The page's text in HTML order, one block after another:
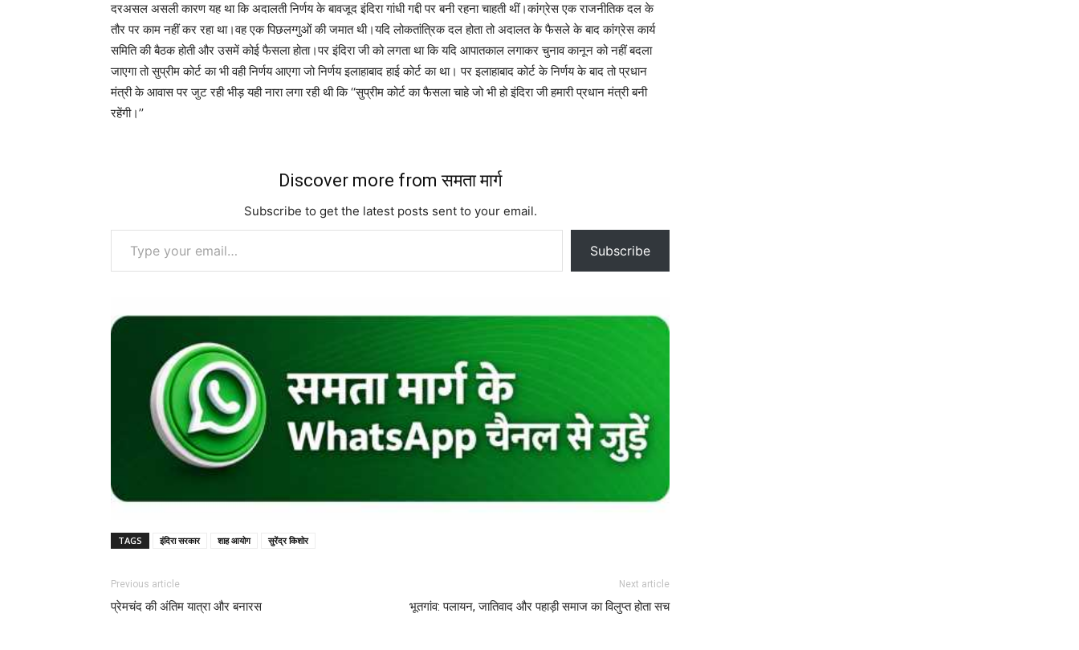
दरअसल असली कारण यह था कि अदालती निर्णय के बावजूद इंदिरा गांधी गद्दी पर बनी रहना चाहती थीं।कांग्रेस एक राजनीतिक दल के
तौर पर काम नहीं कर रहा था।वह एक पिछलग्गुओं की जमात थी।यदि लोकतांत्रिक दल होता तो अदालत के फैसले के बाद कांग्रेस कार्य
समिति की बैठक होती और उसमें कोई फैसला होता।पर इंदिरा जी को लगता था कि यदि आपातकाल लगाकर चुनाव कानून को नहीं बदला
जाएगा तो सुप्रीम कोर्ट का भी वही निर्णय आएगा जो निर्णय इलाहाबाद हाई कोर्ट का था। पर इलाहाबाद कोर्ट के निर्णय के बाद तो प्रधान
मंत्री के आवास पर जुट रही भीड़ यही नारा लगा रही थी कि ‘‘सुप्रीम कोर्ट का फैसला चाहे जो भी हो इंदिरा जी हमारी प्रधान मंत्री बनी
रहेंगी।’’
Discover more from समता मार्ग
Subscribe to get the latest posts sent to your email.
Type your email…
Subscribe
TAGS इंदिरा सरकार शाह आयोग सुरेंद्र किशोर
Previous article
प्रेमचंद की अंतिम यात्रा और बनारस
Next article
भूतगांव: पलायन, जातिवाद और पहाड़ी समाज का विलुप्त होता सच